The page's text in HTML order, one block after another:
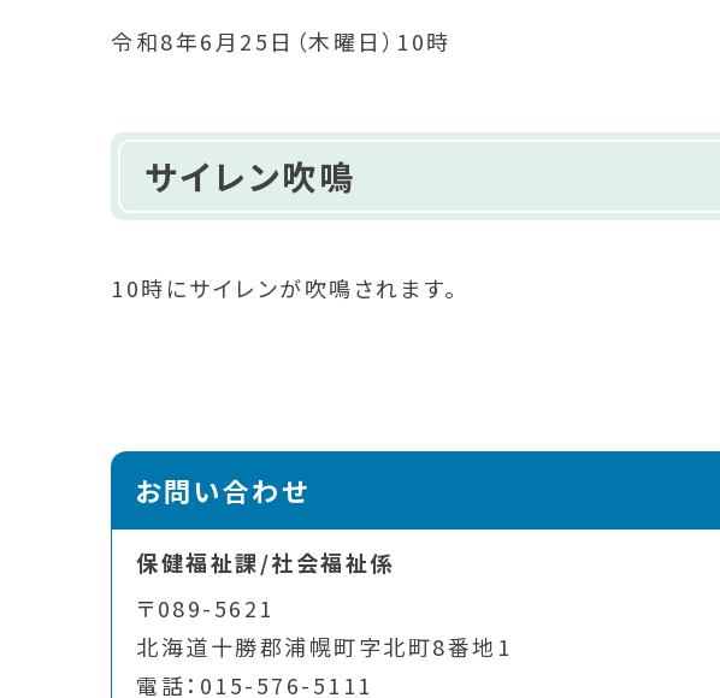
令和8年6月25日（木曜日）10時
サイレン吹鳴
10時にサイレンが吹鳴されます。
お問い合わせ
保健福祉課/社会福祉係
〒089-5621
北海道十勝郡浦幌町字北町8番地1
電話：015-576-5111